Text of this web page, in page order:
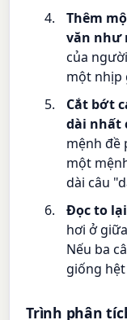
Thêm
văn như
của
một nhịp
Cắt bớt
dài nhất
mệnh đề
một
dài câu
Đọc to
hơi ở
Nếu ba
giống
Trình phân